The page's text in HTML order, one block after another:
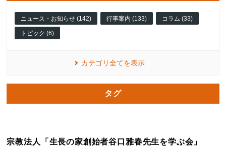
ニュース・お知らせ (142) 行事案内 (133) コラム (33)
トピック (6)
カテゴリ全てを表示
タグ
宗教法人「生長の家創始者谷口雅春先生を学ぶ会」